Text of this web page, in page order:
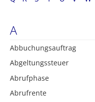
A
Abbuchungsauftrag
Abgeltungssteuer
Abrufphase
Abrufrente